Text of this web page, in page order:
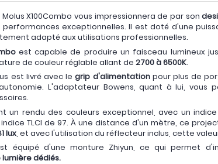
Molus X100Combo vous impressionnera de par son
performances exceptionnelles. Il est doté d'une
adapté aux utilisations professionnelles.
est capable de produire un faisceau lumineux
de couleur réglable allant de 2700 à 6500K.
est livré avec legrip d'alimentationpour plus de
L'adaptateur Bowens, quant à lui, vous
un rendu des couleurs exceptionnel, avec un
TLCI de 97. À une distance d'un mètre, ce
lux , et avec l'utilisation du réflecteur inclus, cette
équipé d'une monture Zhiyun, ce qui permet
dédiés.